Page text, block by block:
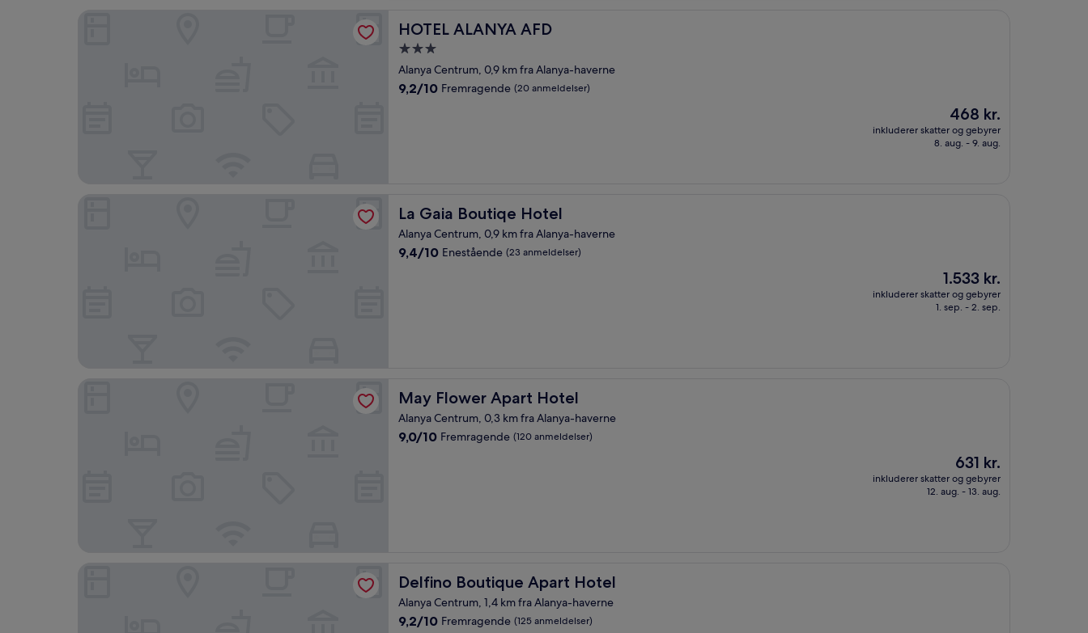
HOTEL ALANYA AFD
HOTEL ALANYA AFD
3.0-
stjernet
overnatningssted
Alanya Centrum, 0,9 km fra Alanya-haverne
9.2
9,2/10 Fremragende (20 anmeldelser)
Prisen
er
468 kr.
468 kr.
inkluderer skatter og gebyrer
8. aug. - 9. aug.
La Gaia Boutiqe Hotel
La Gaia Boutiqe Hotel
Alanya Centrum, 0,9 km fra Alanya-haverne
9.4
9,4/10 Enestående (23 anmeldelser)
Prisen
er
1.533 kr.
1.533 kr.
inkluderer skatter og gebyrer
1. sep. - 2. sep.
May Flower Apart Hotel
May Flower Apart Hotel
Alanya Centrum, 0,3 km fra Alanya-haverne
9.0
9,0/10 Fremragende (120 anmeldelser)
Prisen
er
631 kr.
631 kr.
inkluderer skatter og gebyrer
12. aug. - 13. aug.
Delfino Boutique Apart Hotel
Delfino Boutique Apart Hotel
Alanya Centrum, 1,4 km fra Alanya-haverne
9.2
9,2/10 Fremragende (125 anmeldelser)